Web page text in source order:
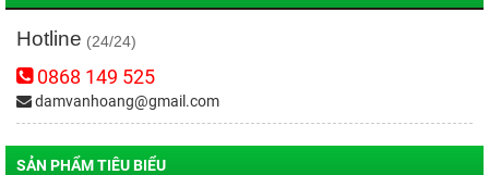
Hotline (24/24)
0868 149 525
damvanhoang@gmail.com
SẢN PHẨM TIÊU BIỂU